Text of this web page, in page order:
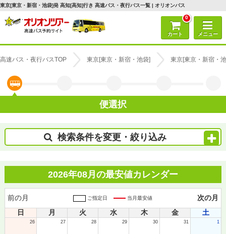
東京[東京・新宿・池袋]発 高知[高知]行き 高速バス・夜行バス一覧 | オリオンバス
0
カート メニュー
高速バス・夜行バスTOP 東京[東京・新宿・池袋] 東京[東京・新宿・
便選択
検索条件を変更・絞り込み
2026年08月の最安値カレンダー
前の月 ご指定日 当月最安値
次の月
日
月 火 水 木 金 土
26 27 28 29 30 31 1